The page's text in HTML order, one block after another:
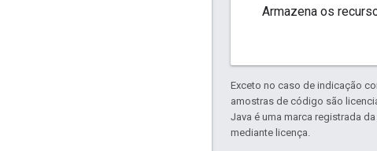
Armazena os
Exceto no caso de indicação
amostras de código são
Java é uma marca registrada
mediante licença.